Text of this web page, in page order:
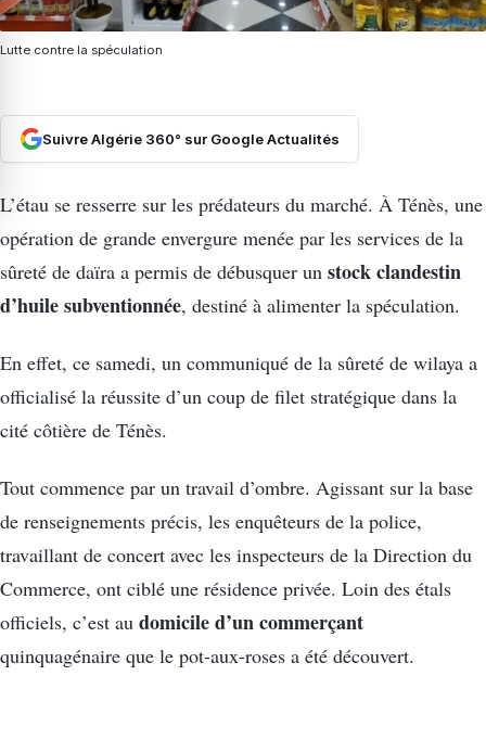
Lutte contre la spéculation
Suivre Algérie 360° sur Google Actualités
L’étau se resserre sur les prédateurs du marché. À Ténès, une
opération de grande envergure menée par les services de la
sûreté de daïra a permis de débusquer un stock clandestin
d’huile subventionnée, destiné à alimenter la spéculation.
En effet, ce samedi, un communiqué de la sûreté de wilaya a
officialisé la réussite d’un coup de filet stratégique dans la
cité côtière de Ténès.
Tout commence par un travail d’ombre. Agissant sur la base
de renseignements précis, les enquêteurs de la police,
travaillant de concert avec les inspecteurs de la Direction du
Commerce, ont ciblé une résidence privée. Loin des étals
officiels, c’est au domicile d’un commerçant
quinquagénaire que le pot-aux-roses a été découvert.